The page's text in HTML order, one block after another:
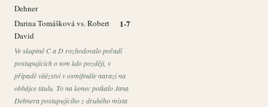
Dehner
Darina Tomášková vs. Robert
David
1-7
Ve skupině C a D rozhodovalo pořadí
postupujících o tom kdo později, v
případě vítězství v osmifinále narazí na
obhájce titulu. To na konec potkalo Jana
Dehnera postupujícího z druhého místa